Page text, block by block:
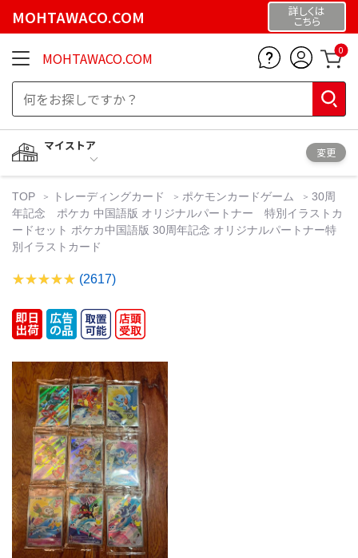
MOHTAWACO.COM 詳しくは
こちら
MOHTAWACO.COM 0
マイストア
変更
TOP トレーディングカード ポケモンカードゲーム
30周
年記念 ポケカ 中国語版 オリジナルパートナー 特別イラストカ
ードセット ポケカ中国語版 30周年記念 オリジナルパートナー特
別イラストカード
(2617)